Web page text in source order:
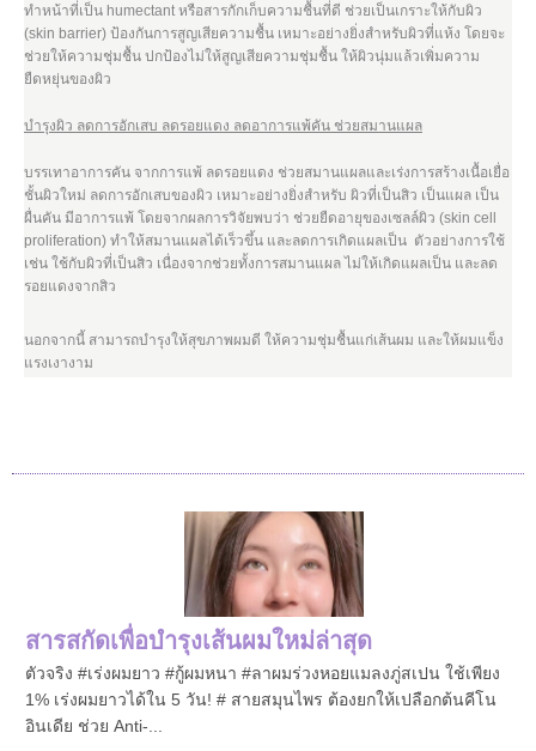
ทำหน้าที่เป็น humectant หรือสารกักเก็บความชื้นที่ดี ช่วยเป็นเกราะให้กับผิว
(skin barrier) ป้องกันการสูญเสียความชื้น เหมาะอย่างยิ่งสำหรับผิวที่แห้ง โดยจะ
ช่วยให้ความชุ่มชื้น ปกป้องไม่ให้สูญเสียความชุ่มชื้น ให้ผิวนุ่มแล้วเพิ่มความ
ยืดหยุ่นของผิว
บำรุงผิว ลดการอักเสบ ลดรอยแดง ลดอาการแพ้คัน ช่วยสมานแผล
บรรเทาอาการคัน จากการแพ้ ลดรอยแดง ช่วยสมานแผลและเร่งการสร้างเนื้อเยื่อ
ชั้นผิวใหม่ ลดการอักเสบของผิว เหมาะอย่างยิ่งสำหรับ ผิวที่เป็นสิว เป็นแผล เป็น
ผื่นคัน มีอาการแพ้ โดยจากผลการวิจัยพบว่า ช่วยยืดอายุของเซลล์ผิว (skin cell
proliferation) ทำให้สมานแผลได้เร็วขึ้น และลดการเกิดแผลเป็น ตัวอย่างการใช้
เช่น ใช้กับผิวที่เป็นสิว เนื่องจากช่วยทั้งการสมานแผล ไม่ให้เกิดแผลเป็น และลด
รอยแดงจากสิว
นอกจากนี้ สามารถบำรุงให้สุขภาพผมดี ให้ความชุ่มชื้นแก่เส้นผม และให้ผมแข็ง
แรงเงางาม
สารสกัดเพื่อบำรุงเส้นผมใหม่ล่าสุด
ตัวจริง #เร่งผมยาว #กู้ผมหนา #ลาผมร่วงหอยแมลงภู่สเปน ใช้เพียง
1% เร่งผมยาวได้ใน 5 วัน! # สายสมุนไพร ต้องยกให้เปลือกต้นคีโน
อินเดีย ช่วย Anti-...